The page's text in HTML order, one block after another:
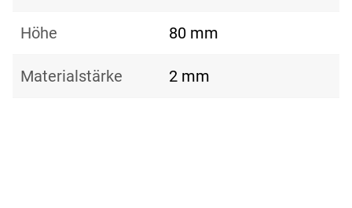
Höhe 80 mm
Materialstärke 2 mm